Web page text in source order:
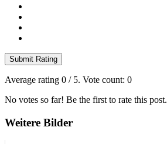
Submit Rating
Average rating 0 / 5. Vote count: 0
No votes so far! Be the first to rate this post.
Weitere Bilder